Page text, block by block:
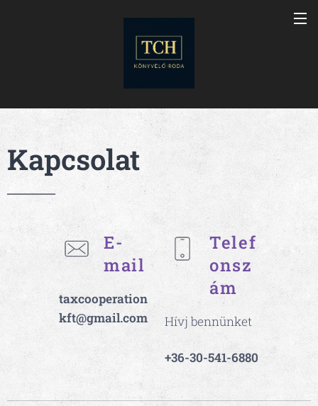
Kapcsolat
E-
mail
taxcooperation
kft@gmail.com
Telef
onsz
ám
Hívj bennünket
+36-30-541-6880